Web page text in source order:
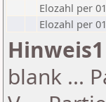
Elozahl per
Elozahl per
Hinweis1
blank ...